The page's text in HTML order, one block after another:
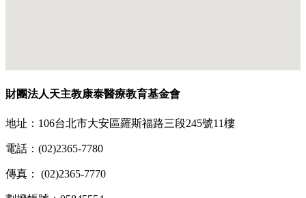
財團法人天主教康泰醫療教育基金會
地址：106台北市大安區羅斯福路三段245號11樓
電話：(02)2365-7780
傳真： (02)2365-7770